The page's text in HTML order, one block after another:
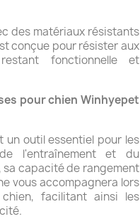
des matériaux résistants
conçue pour résister aux
fonctionnelle et
pour chien Winhyepet
un outil essentiel pour les
l'entraînement et du
capacité de rangement
vous accompagnera lors
facilitant ainsi les